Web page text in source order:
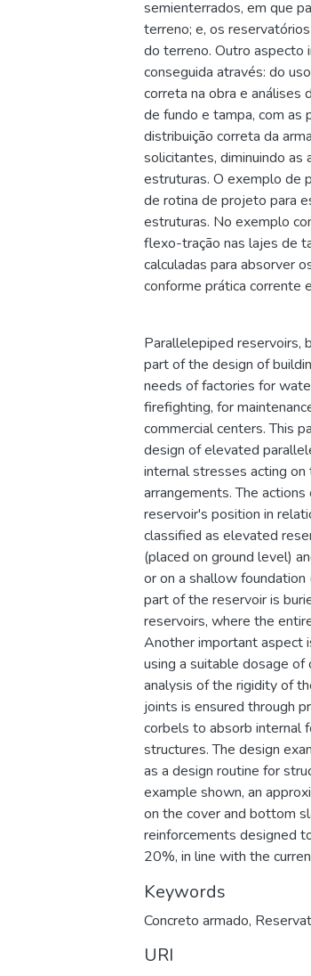
semienterrados, em que
terreno; e, os
do terreno. Outro aspecto
conseguida através: do
correta na obra e análises
de fundo e tampa, com as
distribuição correta da
solicitantes, diminuindo
estruturas. O exemplo de
de rotina de projeto para
estruturas. No exemplo
flexo-tração nas lajes de
calculadas para absorver
conforme prática corrente
Parallelepiped reservoirs,
part of the design of
needs of factories for
firefighting, for
commercial centers. This
design of elevated
internal stresses acting
arrangements. The
reservoir's position in
classified as elevated
(placed on ground level)
or on a shallow
part of the reservoir is
reservoirs, where the
Another important aspect
using a suitable dosage of
analysis of the rigidity of
joints is ensured through
corbels to absorb internal
structures. The design
as a design routine for
example shown, an
on the cover and bottom
reinforcements designed
20%, in line with the
Keywords
Concreto armado,
URI